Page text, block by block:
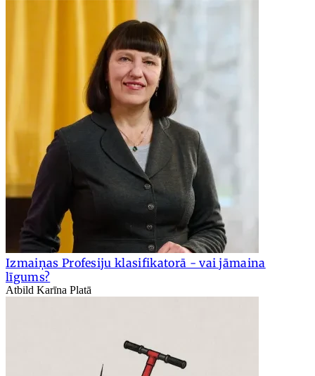
Izmaiņas Profesiju klasifikatorā - vai jāmaina
līgums?
Atbild Karīna Platā